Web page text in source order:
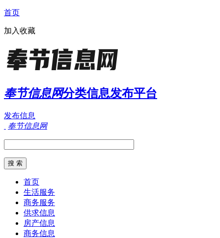
首页
加入收藏
奉节信息网分类信息发布平台
发布信息
奉节信息网
首页
生活服务
商务服务
供求信息
房产信息
商务信息